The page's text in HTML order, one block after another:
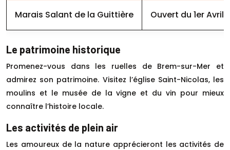
Marais Salant de la Guittière Ouvert du 1er Avril
Le patrimoine historique
Promenez-vous dans les ruelles de Brem-sur-Mer et
admirez son patrimoine. Visitez l’église Saint-Nicolas, les
moulins et le musée de la vigne et du vin pour mieux
connaître l’histoire locale.
Les activités de plein air
Les amoureux de la nature apprécieront les activités de